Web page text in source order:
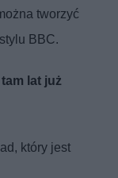
tworzyć
BBC.
lat już
który jest